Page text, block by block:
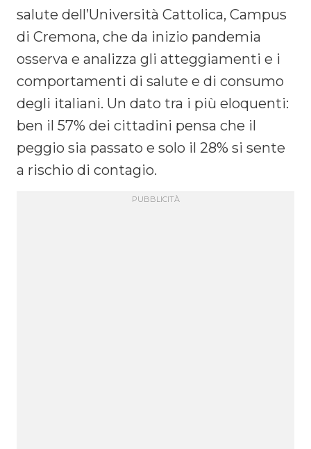
salute dell’Università Cattolica, Campus
di Cremona, che da inizio pandemia
osserva e analizza gli atteggiamenti e i
comportamenti di salute e di consumo
degli italiani. Un dato tra i più eloquenti:
ben il 57% dei cittadini pensa che il
peggio sia passato e solo il 28% si sente
a rischio di contagio.